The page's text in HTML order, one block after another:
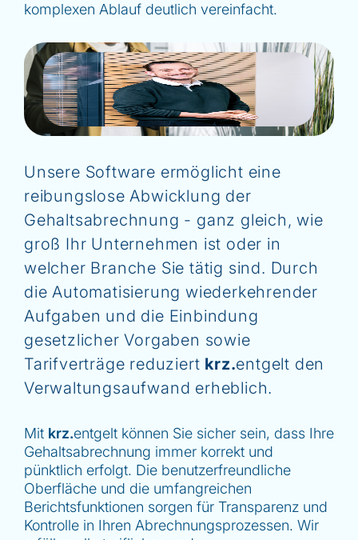
komplexen Ablauf deutlich vereinfacht.
Unsere Software ermöglicht eine
reibungslose Abwicklung der
Gehaltsabrechnung - ganz gleich, wie
groß Ihr Unternehmen ist oder in
welcher Branche Sie tätig sind. Durch
die Automatisierung wiederkehrender
Aufgaben und die Einbindung
gesetzlicher Vorgaben sowie
Tarifverträge reduziert krz.entgelt den
Verwaltungsaufwand erheblich.
Mit krz.entgelt können Sie sicher sein, dass Ihre
Gehaltsabrechnung immer korrekt und
pünktlich erfolgt. Die benutzerfreundliche
Oberfläche und die umfangreichen
Berichtsfunktionen sorgen für Transparenz und
Kontrolle in Ihren Abrechnungsprozessen. Wir